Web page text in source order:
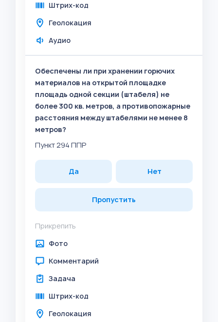
Штрих-код
Геолокация
Аудио
Обеспечены ли при хранении горючих
материалов на открытой площадке
площадь одной секции (штабеля) не
более 300 кв. метров, а противопожарные
расстояния между штабелями не менее 8
метров?
Пункт 294 ППР
Да Нет
Пропустить
Прикрепить
Фото
Комментарий
Задача
Штрих-код
Геолокация